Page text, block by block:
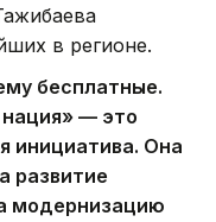
в регионе.
бесплатные.
— это
инициатива. Она
развитие
модернизацию